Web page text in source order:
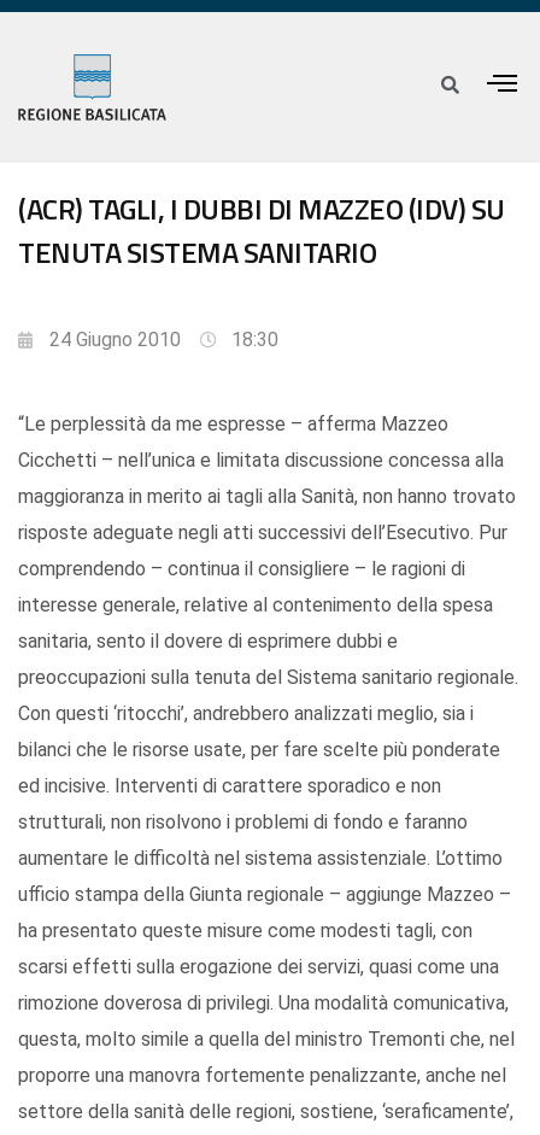
(ACR) TAGLI, I DUBBI DI MAZZEO (IDV) SU
TENUTA SISTEMA SANITARIO
24 Giugno 2010 18:30
“Le perplessità da me espresse – afferma Mazzeo
Cicchetti – nell’unica e limitata discussione concessa alla
maggioranza in merito ai tagli alla Sanità, non hanno trovato
risposte adeguate negli atti successivi dell’Esecutivo. Pur
comprendendo – continua il consigliere – le ragioni di
interesse generale, relative al contenimento della spesa
sanitaria, sento il dovere di esprimere dubbi e
preoccupazioni sulla tenuta del Sistema sanitario regionale.
Con questi ‘ritocchi’, andrebbero analizzati meglio, sia i
bilanci che le risorse usate, per fare scelte più ponderate
ed incisive. Interventi di carattere sporadico e non
strutturali, non risolvono i problemi di fondo e faranno
aumentare le difficoltà nel sistema assistenziale. L’ottimo
ufficio stampa della Giunta regionale – aggiunge Mazzeo –
ha presentato queste misure come modesti tagli, con
scarsi effetti sulla erogazione dei servizi, quasi come una
rimozione doverosa di privilegi. Una modalità comunicativa,
questa, molto simile a quella del ministro Tremonti che, nel
proporre una manovra fortemente penalizzante, anche nel
settore della sanità delle regioni, sostiene, ‘seraficamente’,